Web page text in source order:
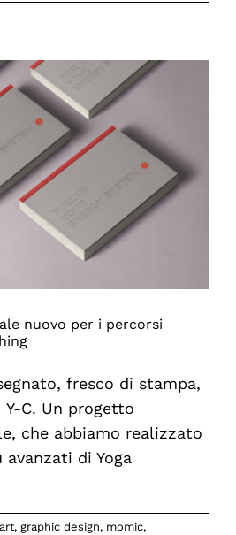
Italia
Momic
il
restyling
tutta
linea
prodotti
nuovo per i percorsi
fresco di stampa,
C. Un progetto
che abbiamo realizzato
di Yoga
art, graphic design, momic,